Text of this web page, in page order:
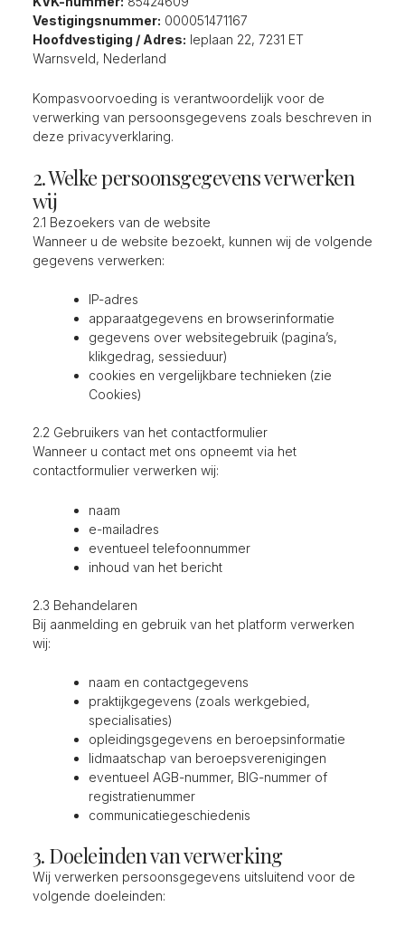
Vestigingsnummer: 000051471167
Hoofdvestiging / Adres: Ieplaan 22, 7231 ET
Warnsveld, Nederland
Kompasvoorvoeding is verantwoordelijk voor de
verwerking van persoonsgegevens zoals beschreven in
deze privacyverklaring.
2. Welke persoonsgegevens verwerken
wij
2.1 Bezoekers van de website
Wanneer u de website bezoekt, kunnen wij de volgende
gegevens verwerken:
IP-adres
apparaatgegevens en browserinformatie
gegevens over websitegebruik (pagina’s,
klikgedrag, sessieduur)
cookies en vergelijkbare technieken (zie
Cookies)
2.2 Gebruikers van het contactformulier
Wanneer u contact met ons opneemt via het
contactformulier verwerken wij:
naam
e-mailadres
eventueel telefoonnummer
inhoud van het bericht
2.3 Behandelaren
Bij aanmelding en gebruik van het platform verwerken
wij:
naam en contactgegevens
praktijkgegevens (zoals werkgebied,
specialisaties)
opleidingsgegevens en beroepsinformatie
lidmaatschap van beroepsverenigingen
eventueel AGB-nummer, BIG-nummer of
registratienummer
communicatiegeschiedenis
3. Doeleinden van verwerking
Wij verwerken persoonsgegevens uitsluitend voor de
volgende doeleinden: